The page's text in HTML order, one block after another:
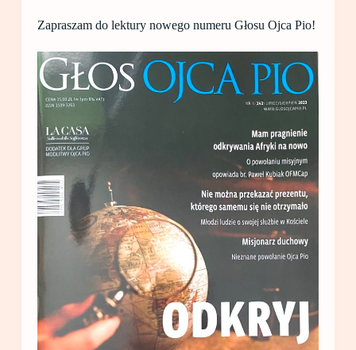
Zapraszam do lektury nowego numeru Głosu Ojca Pio!